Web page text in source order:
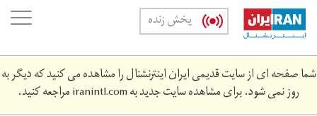
Skip
main
content
پخش زنده
شما صفحه ای از سایت قدیمی ایران اینترنشنال را مشاهده می کنید که دیگر به
روز نمی شود. برای مشاهده سایت جدید بهiranintl.comمراجعه کنید.